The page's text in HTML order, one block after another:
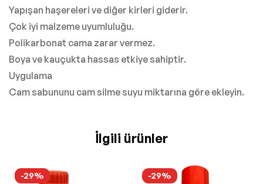
Yapışan haşereleri ve diğer kirleri giderir.
Çok iyi malzeme uyumluluğu.
Polikarbonat cama zarar vermez.
Boya ve kauçukta hassas etkiye sahiptir.
Uygulama
Cam sabununu cam silme suyu miktarına göre ekleyin.
İlgili ürünler
-29% -29%